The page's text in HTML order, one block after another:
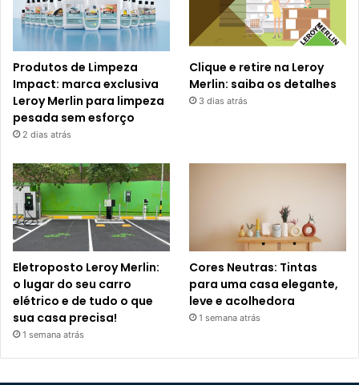
Produtos de Limpeza
Impact: marca exclusiva
Leroy Merlin para limpeza
pesada sem esforço
2 dias atrás
Clique e retire na Leroy
Merlin: saiba os detalhes
3 dias atrás
Eletroposto Leroy Merlin:
o lugar do seu carro
elétrico e de tudo o que
sua casa precisa!
1 semana atrás
Cores Neutras: Tintas
para uma casa elegante,
leve e acolhedora
1 semana atrás